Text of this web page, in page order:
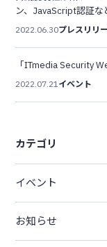
ン、JavaScript認証な
2022.06.30プレスリリ
「ITmedia Security
2022.07.21イベント
カテゴリ
イベント
お知らせ